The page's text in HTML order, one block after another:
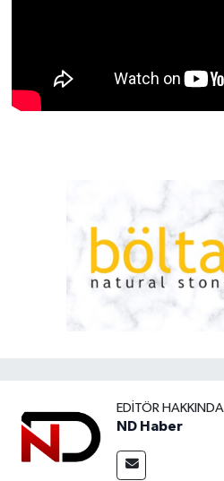
EDITÖR HAKKINDA
ND Haber